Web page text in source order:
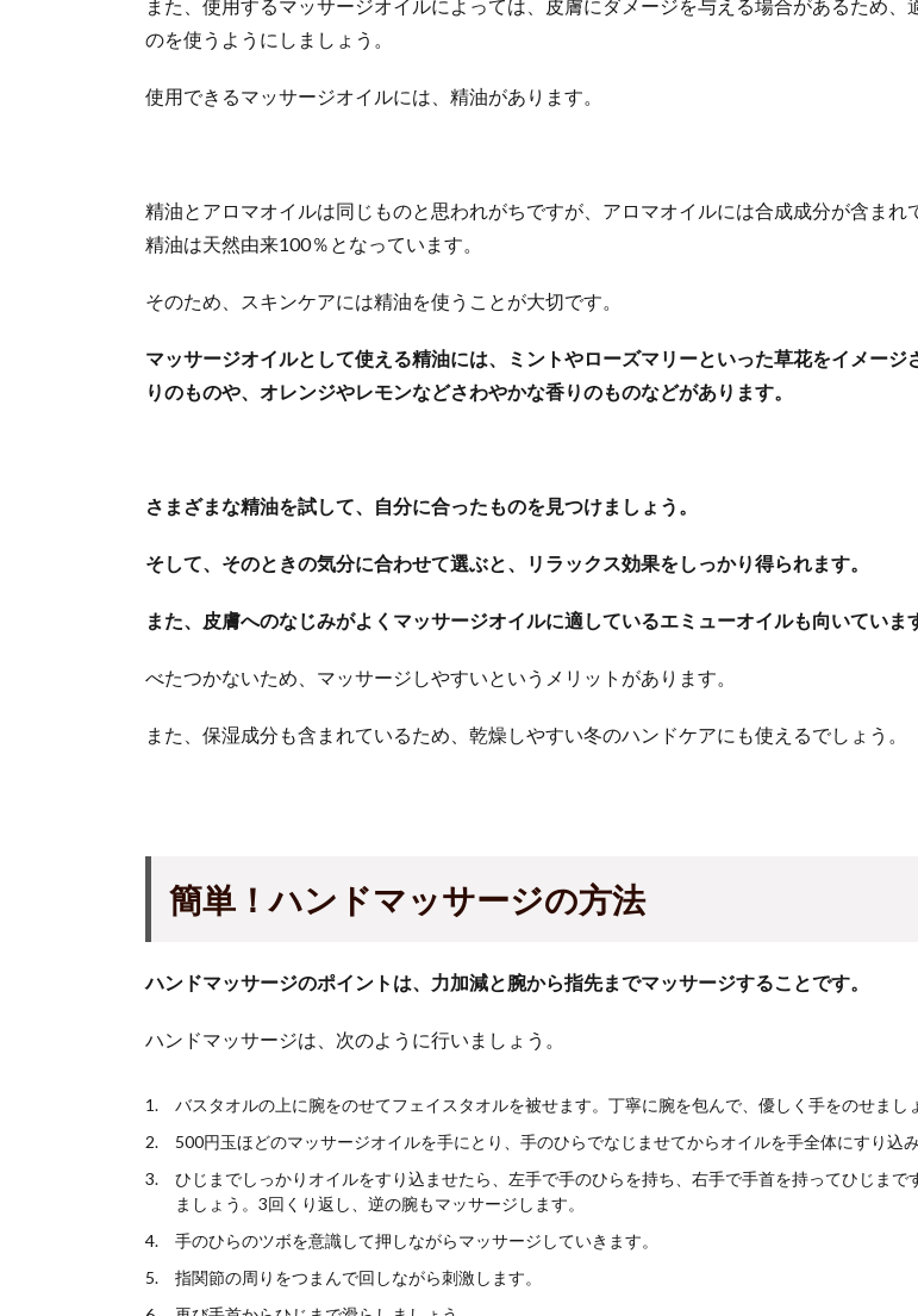
また、使用するマッサージオイルによっては、皮膚にダメージを与える場合があるため、
のを使うようにしましょう。
使用できるマッサージオイルには、精油があります。
精油とアロマオイルは同じものと思われがちですが、アロマオイルには合成成分が含まれ
精油は天然由来100％となっています。
そのため、スキンケアには精油を使うことが大切です。
マッサージオイルとして使える精油には、ミントやローズマリーといった草花をイメージ
りのものや、オレンジやレモンなどさわやかな香りのものなどがあります。
さまざまな精油を試して、自分に合ったものを見つけましょう。
そして、そのときの気分に合わせて選ぶと、リラックス効果をしっかり得られます。
また、皮膚へのなじみがよくマッサージオイルに適しているエミューオイルも向いていま
べたつかないため、マッサージしやすいというメリットがあります。
また、保湿成分も含まれているため、乾燥しやすい冬のハンドケアにも使えるでしょう。
簡単！ハンドマッサージの方法
ハンドマッサージのポイントは、力加減と腕から指先までマッサージすることです。
ハンドマッサージは、次のように行いましょう。
バスタオルの上に腕をのせてフェイスタオルを被せます。丁寧に腕を包んで、優しく手をのせまし
500円玉ほどのマッサージオイルを手にとり、手のひらでなじませてからオイルを手全体にすり込み
ひじまでしっかりオイルをすり込ませたら、左手で手のひらを持ち、右手で手首を持ってひじまで
ましょう。3回くり返し、逆の腕もマッサージします。
手のひらのツボを意識して押しながらマッサージしていきます。
指関節の周りをつまんで回しながら刺激します。